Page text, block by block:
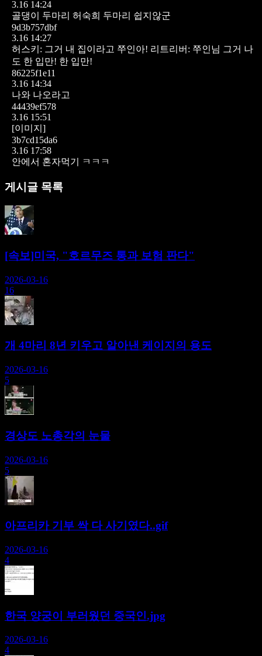
3.16 14:24
골댕이 두마리 허숙희 두마리 쉽지않군
9d3b757dbf
3.16 14:27
허스키: 그거 내 집이라고 쭈인아! 리트리버: 쭈인님 그거 나
도 한 입만! 한 입만!
86225f1e11
3.16 14:34
나와 나오라고
44439ef578
3.16 15:51
[이미지]
3b7cd15da6
3.16 17:58
안에서 혼자먹기 ㅋㅋㅋ
게시글 목록
[속보]미국, "호르무즈 통과 보험 판다"
2026-03-16
16
개 4마리 8년 키우고 알아낸 케이지의 용도
2026-03-16
5
경상도 노총각의 눈물
2026-03-16
5
아프리카 기부 싹 다 사기였다..gif
2026-03-16
4
한국 양궁이 부러웠던 중국인.jpg
2026-03-16
4